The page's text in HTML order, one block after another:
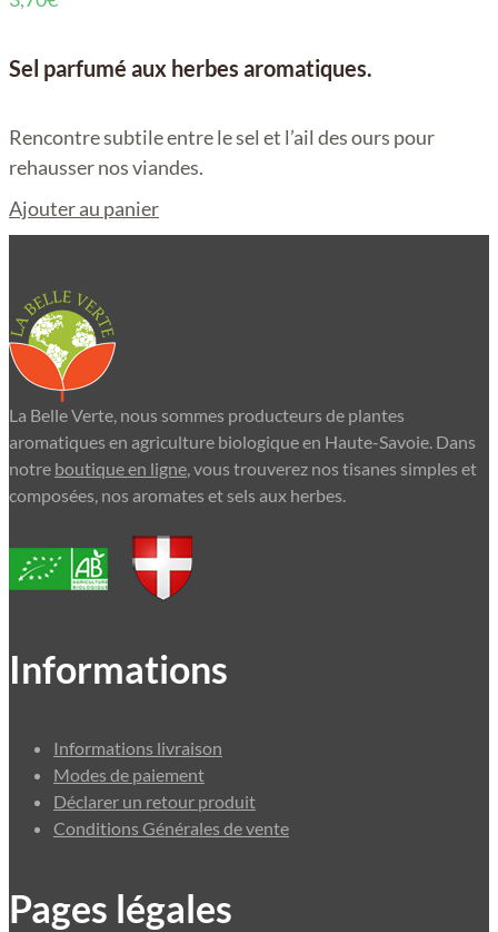
Sel parfumé aux herbes aromatiques.
Rencontre subtile entre le sel et l’ail des ours pour
rehausser nos viandes.
Ajouter au panier
La Belle Verte, nous sommes producteurs de plantes
aromatiques en agriculture biologique en Haute-Savoie. Dans
notre boutique en ligne, vous trouverez nos tisanes simples et
composées, nos aromates et sels aux herbes.
Informations
Informations livraison
Modes de paiement
Déclarer un retour produit
Conditions Générales de vente
Pages légales